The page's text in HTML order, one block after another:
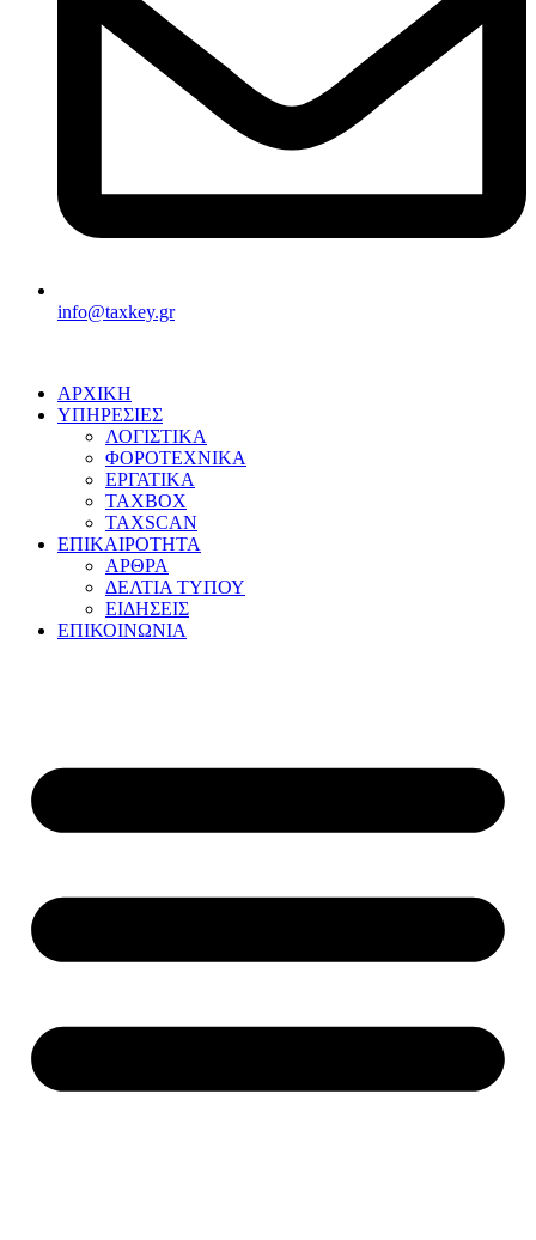
info@taxkey.gr
ΑΡΧΙΚΗ
ΥΠΗΡΕΣΙΕΣ
ΛΟΓΙΣΤΙΚΑ
ΦΟΡΟΤΕΧΝΙΚΑ
ΕΡΓΑΤΙΚΑ
TAXBOX
TAXSCAN
ΕΠΙΚΑΙΡΟΤΗΤΑ
ΑΡΘΡΑ
ΔΕΛΤΙΑ ΤΥΠΟΥ
ΕΙΔΗΣΕΙΣ
ΕΠΙΚΟΙΝΩΝΙΑ